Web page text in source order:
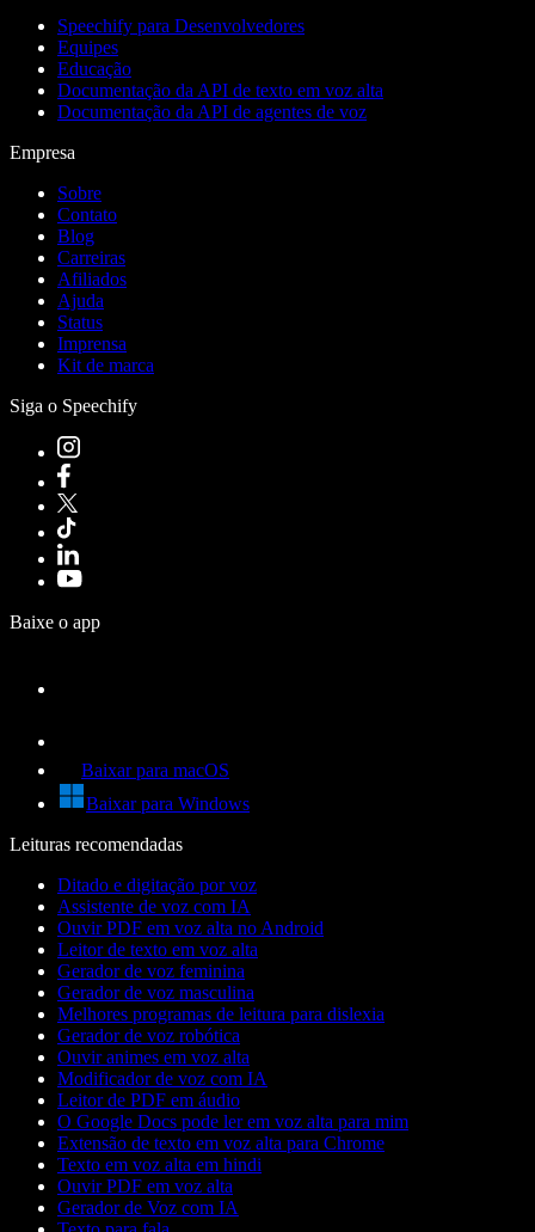
Speechify para Desenvolvedores
Equipes
Educação
Documentação da API de texto em voz alta
Documentação da API de agentes de voz
Empresa
Sobre
Contato
Blog
Carreiras
Afiliados
Ajuda
Status
Imprensa
Kit de marca
Siga o Speechify
Baixe o app
Baixar para macOS
Baixar para Windows
Leituras recomendadas
Ditado e digitação por voz
Assistente de voz com IA
Ouvir PDF em voz alta no Android
Leitor de texto em voz alta
Gerador de voz feminina
Gerador de voz masculina
Melhores programas de leitura para dislexia
Gerador de voz robótica
Ouvir animes em voz alta
Modificador de voz com IA
Leitor de PDF em áudio
O Google Docs pode ler em voz alta para mim
Extensão de texto em voz alta para Chrome
Texto em voz alta em hindi
Ouvir PDF em voz alta
Gerador de Voz com IA